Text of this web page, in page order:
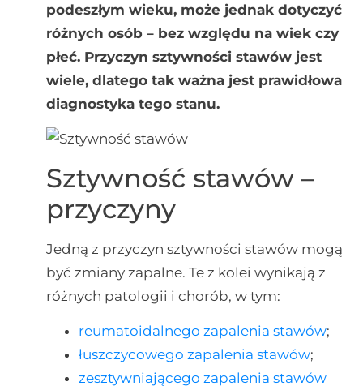
podeszłym wieku, może jednak dotyczyć
różnych osób – bez względu na wiek czy
płeć. Przyczyn sztywności stawów jest
wiele, dlatego tak ważna jest prawidłowa
diagnostyka tego stanu.
Sztywność stawów –
przyczyny
Jedną z przyczyn sztywności stawów mogą
być zmiany zapalne. Te z kolei wynikają z
różnych patologii i chorób, w tym:
reumatoidalnego zapalenia stawów;
łuszczycowego zapalenia stawów;
zesztywniającego zapalenia stawów